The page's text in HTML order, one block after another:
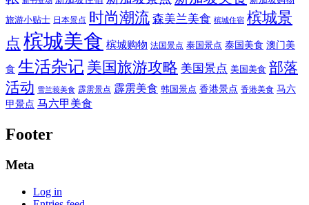
旅游小贴士 日本景点 时尚潮流 森美兰美食 槟城住宿 槟城景
点 槟城美食 槟城购物 法国景点 泰国景点 泰国美食 澳门美
食 生活杂记 美国旅游攻略 美国景点 美国美食 部落
活动 雪兰莪美食 霹雳景点 霹雳美食 韩国景点 香港景点 香港美食 马六
甲景点 马六甲美食
Footer
Meta
Log in